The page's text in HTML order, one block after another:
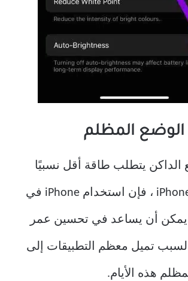
الداكن يتطلب طاقة أقل نسبيًا
لإضاءة شاشة iPhone ، فإن استخدام iPhone في
يمكن أن يساعد في تحسين عمر
السبب تميل معظم التطبيقات إلى
هذه الأيام.